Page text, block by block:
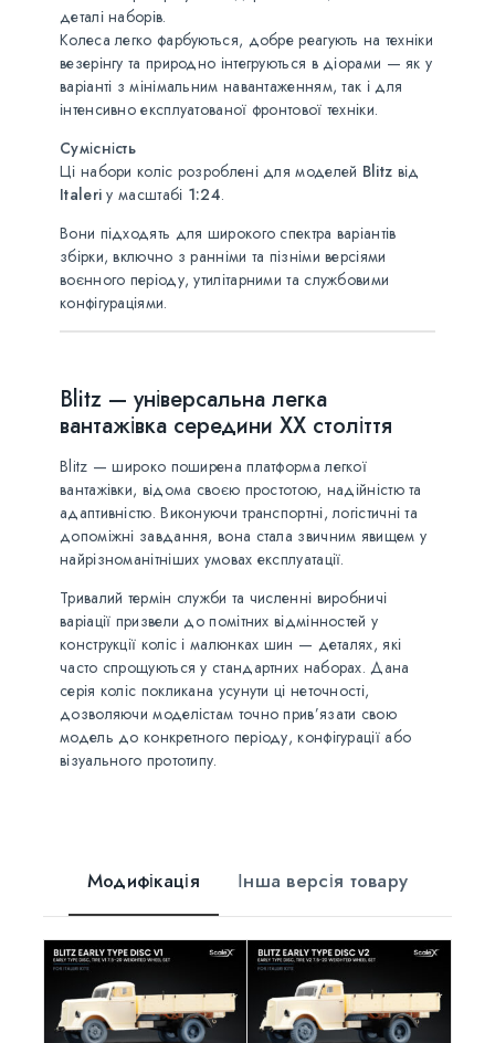
деталі наборів.
Колеса легко фарбуються, добре реагують на техніки
везерінгу та природно інтегруються в діорами — як у
варіанті з мінімальним навантаженням, так і для
інтенсивно експлуатованої фронтової техніки.
Сумісність
Ці набори коліс розроблені для моделей Blitz від
Italeri у масштабі 1:24.
Вони підходять для широкого спектра варіантів
збірки, включно з ранніми та пізніми версіями
воєнного періоду, утилітарними та службовими
конфігураціями.
Blitz — універсальна легка
вантажівка середини XX століття
Blitz — широко поширена платформа легкої
вантажівки, відома своєю простотою, надійністю та
адаптивністю. Виконуючи транспортні, логістичні та
допоміжні завдання, вона стала звичним явищем у
найрізноманітніших умовах експлуатації.
Тривалий термін служби та численні виробничі
варіації призвели до помітних відмінностей у
конструкції коліс і малюнках шин — деталях, які
часто спрощуються у стандартних наборах. Дана
серія коліс покликана усунути ці неточності,
дозволяючи моделістам точно прив’язати свою
модель до конкретного періоду, конфігурації або
візуального прототипу.
Модифікація Інша версія товару